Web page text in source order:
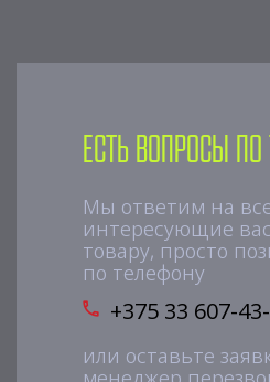
Есть вопросы по
Мы ответим на
интересующие
товару, просто
по телефону
+375 33 607-
или оставьте